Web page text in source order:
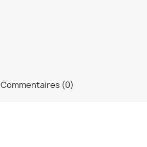
Commentaires (0)